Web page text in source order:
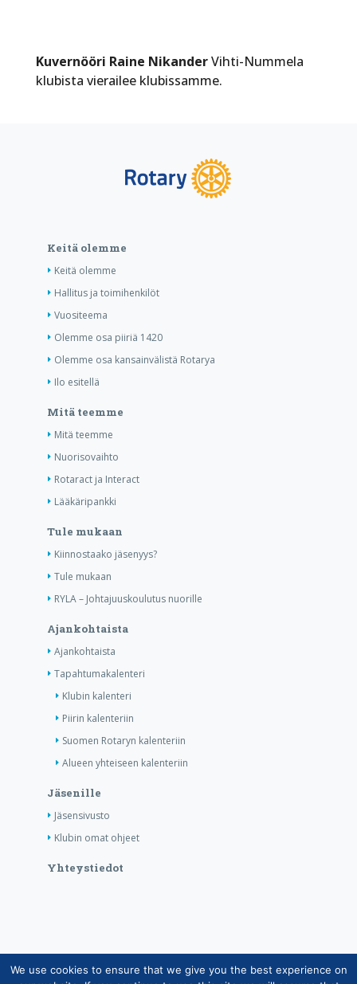
Kuvernööri Raine NikanderVihti-Nummela
klubista vierailee klubissamme.
Keitä olemme
Keitä olemme
Hallitus ja toimihenkilöt
Vuositeema
Olemme osa piiriä 1420
Olemme osa kansainvälistä Rotarya
Ilo esitellä
Mitä teemme
Mitä teemme
Nuorisovaihto
Rotaract ja Interact
Lääkäripankki
Tule mukaan
Kiinnostaako jäsenyys?
Tule mukaan
RYLA – Johtajuuskoulutus nuorille
Ajankohtaista
Ajankohtaista
Tapahtumakalenteri
Klubin kalenteri
Piirin kalenteriin
Suomen Rotaryn kalenteriin
Alueen yhteiseen kalenteriin
Jäsenille
Jäsensivusto
Klubin omat ohjeet
Yhteystiedot
Copyright © Suomen Rotarypalvelu ry 2026 |
We use cookies to ensure that we give you the best experience on